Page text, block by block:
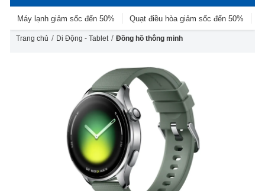
Máy lạnh giảm sốc đến 50% Quạt điều hòa giảm sốc đến 50%
Trang chủ / Di Động - Tablet / Đồng hồ thông minh